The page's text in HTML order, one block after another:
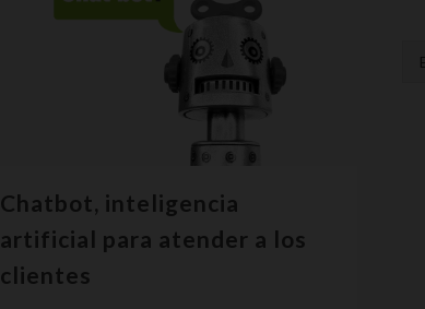
Chatbot, inteligencia
artificial para atender a los
clientes